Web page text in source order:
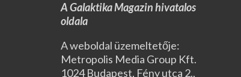
A Galaktika Magazin hivatalos
oldala
A weboldal üzemeltetője:
Metropolis Media Group Kft.
1024 Budapest, Fény utca 2.,